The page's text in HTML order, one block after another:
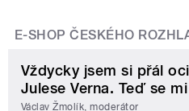
E-SHOP ČESKÉHO
Vždycky jsem si přál
Julese Verna. Teď se
Václav Žmolík, moderátor